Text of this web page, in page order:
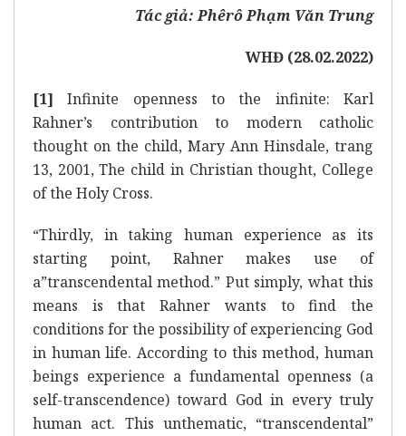
Tác giả: Phêrô Phạm Văn Trung
WHĐ (28.02.2022)
[1] Infinite openness to the infinite: Karl
Rahner’s contribution to modern catholic
thought on the child, Mary Ann Hinsdale, trang
13, 2001, The child in Christian thought, College
of the Holy Cross.
“Thirdly, in taking human experience as its
starting point, Rahner makes use of
a”transcendental method.” Put simply, what this
means is that Rahner wants to find the
conditions for the possibility of experiencing God
in human life. According to this method, human
beings experience a fundamental openness (a
self-transcendence) toward God in every truly
human act. This unthematic, “transcendental”